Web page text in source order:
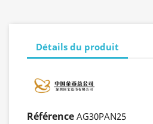
Détails du produit
Référence AG30PAN25